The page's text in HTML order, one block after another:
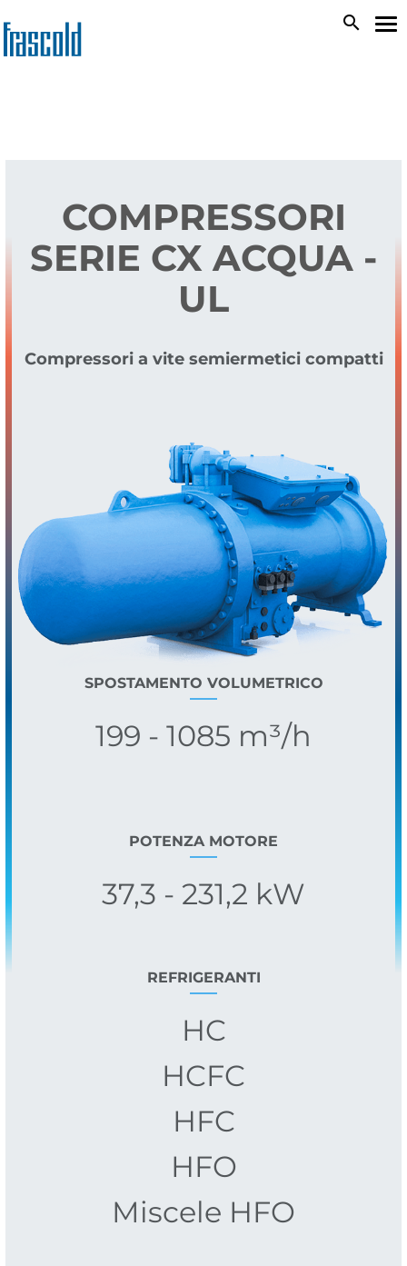
al
contenuto
search
COMPRESSORI
SERIE CX ACQUA -
UL
Compressori a vite semiermetici compatti
SPOSTAMENTO VOLUMETRICO
199 - 1085 m³/h
POTENZA MOTORE
37,3 - 231,2 kW
REFRIGERANTI
HC
HCFC
HFC
HFO
Miscele HFO